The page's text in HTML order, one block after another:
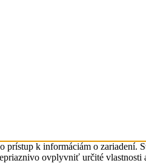
k informáciám o zariadení.
ovplyvniť určité vlastnosti